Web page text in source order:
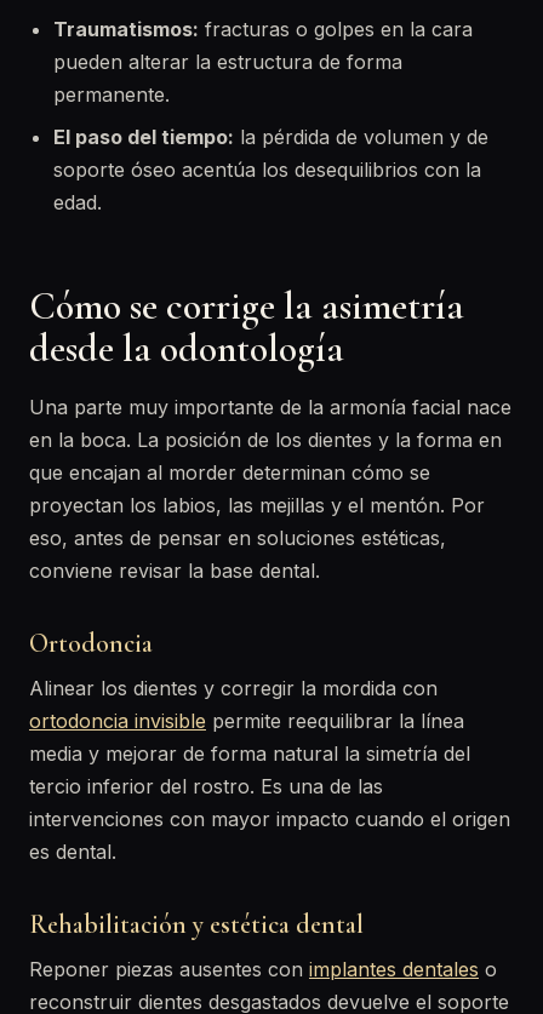
Traumatismos: fracturas o golpes en la cara
pueden alterar la estructura de forma
permanente.
El paso del tiempo: la pérdida de volumen y de
soporte óseo acentúa los desequilibrios con la
edad.
Cómo se corrige la asimetría
desde la odontología
Una parte muy importante de la armonía facial nace
en la boca. La posición de los dientes y la forma en
que encajan al morder determinan cómo se
proyectan los labios, las mejillas y el mentón. Por
eso, antes de pensar en soluciones estéticas,
conviene revisar la base dental.
Ortodoncia
Alinear los dientes y corregir la mordida con
ortodoncia invisible permite reequilibrar la línea
media y mejorar de forma natural la simetría del
tercio inferior del rostro. Es una de las
intervenciones con mayor impacto cuando el origen
es dental.
Rehabilitación y estética dental
Reponer piezas ausentes con implantes dentales o
reconstruir dientes desgastados devuelve el soporte